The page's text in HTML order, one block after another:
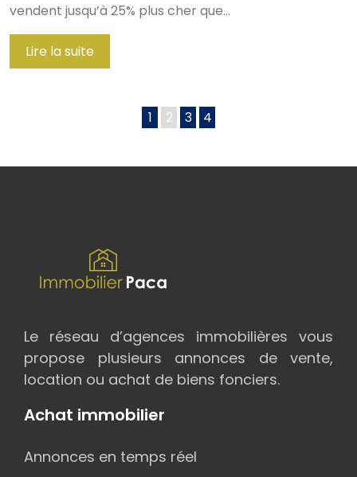
vendent jusqu’à 25% plus cher que…
Lire la suite
1 2 3 4
Le réseau d’agences immobilières vous
propose plusieurs annonces de vente,
location ou achat de biens fonciers.
Achat immobilier
Annonces en temps réel